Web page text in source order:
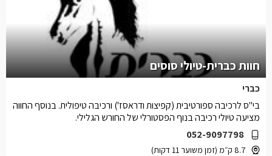
חוות כברית-טיולי סוסים
כברי
052-9097798
8.7 ק״מ (זמן משוער 11 דקות)
בי"ס לרכיבה ספורטיבית (קפיצות ודראסז') ורכיבה טיפולית. בנוסף החווה
מציעה טיולי רכיבה בנוף הפסטורלי של החורש הגלילי.